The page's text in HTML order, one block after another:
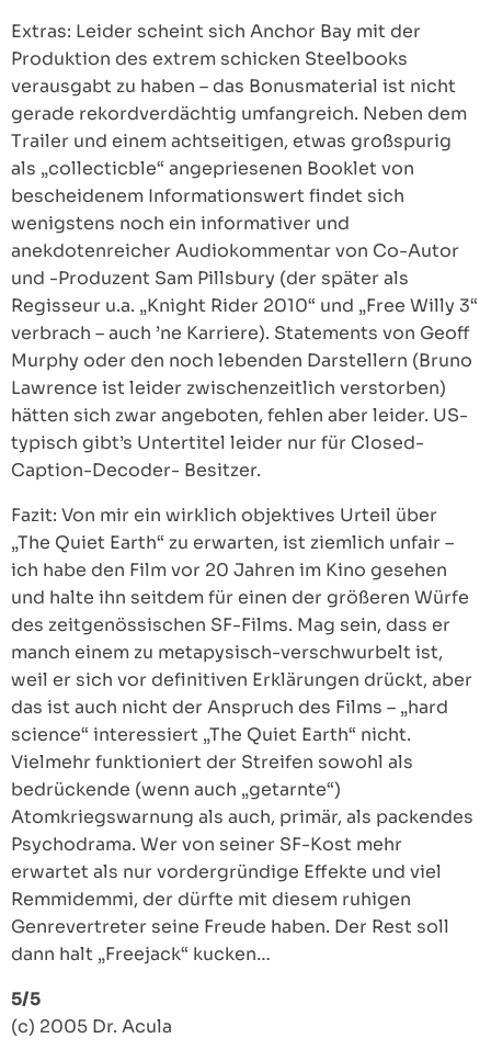
Extras: Leider scheint sich Anchor Bay mit der
Produktion des extrem schicken Steelbooks
verausgabt zu haben – das Bonusmaterial ist nicht
gerade rekordverdächtig umfangreich. Neben dem
Trailer und einem achtseitigen, etwas großspurig
als „collecticble“ angepriesenen Booklet von
bescheidenem Informationswert findet sich
wenigstens noch ein informativer und
anekdotenreicher Audiokommentar von Co-Autor
und -Produzent Sam Pillsbury (der später als
Regisseur u.a. „Knight Rider 2010“ und „Free Willy 3“
verbrach – auch ’ne Karriere). Statements von Geoff
Murphy oder den noch lebenden Darstellern (Bruno
Lawrence ist leider zwischenzeitlich verstorben)
hätten sich zwar angeboten, fehlen aber leider. US-
typisch gibt’s Untertitel leider nur für Closed-
Caption-Decoder- Besitzer.
Fazit: Von mir ein wirklich objektives Urteil über
„The Quiet Earth“ zu erwarten, ist ziemlich unfair –
ich habe den Film vor 20 Jahren im Kino gesehen
und halte ihn seitdem für einen der größeren Würfe
des zeitgenössischen SF-Films. Mag sein, dass er
manch einem zu metapysisch-verschwurbelt ist,
weil er sich vor definitiven Erklärungen drückt, aber
das ist auch nicht der Anspruch des Films – „hard
science“ interessiert „The Quiet Earth“ nicht.
Vielmehr funktioniert der Streifen sowohl als
bedrückende (wenn auch „getarnte“)
Atomkriegswarnung als auch, primär, als packendes
Psychodrama. Wer von seiner SF-Kost mehr
erwartet als nur vordergründige Effekte und viel
Remmidemmi, der dürfte mit diesem ruhigen
Genrevertreter seine Freude haben. Der Rest soll
dann halt „Freejack“ kucken…
5/5
(c) 2005 Dr. Acula